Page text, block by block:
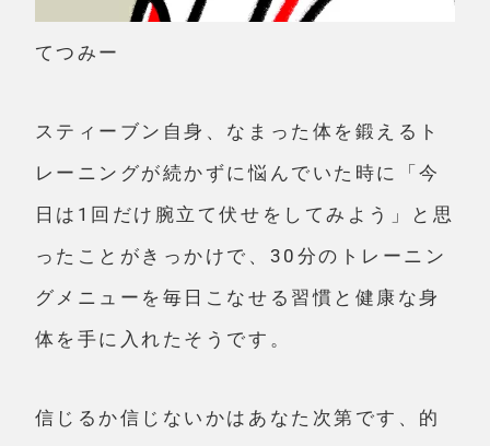
てつみー
スティーブン自身、なまった体を鍛えるト
レーニングが続かずに悩んでいた時に「今
日は1回だけ腕立て伏せをしてみよう」と思
ったことがきっかけで、30分のトレーニン
グメニューを毎日こなせる習慣と健康な身
体を手に入れたそうです。
信じるか信じないかはあなた次第です、的